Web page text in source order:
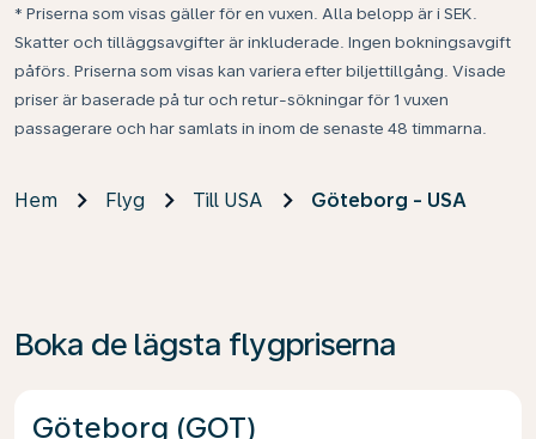
* Priserna som visas gäller för en vuxen. Alla belopp är i SEK.
Skatter och tilläggsavgifter är inkluderade. Ingen bokningsavgift
påförs. Priserna som visas kan variera efter biljettillgång. Visade
priser är baserade på tur och retur-sökningar för 1 vuxen
passagerare och har samlats in inom de senaste 48 timmarna.
Hem Flyg Till USA Göteborg - USA
Boka de lägsta flygpriserna
Göteborg (GOT)